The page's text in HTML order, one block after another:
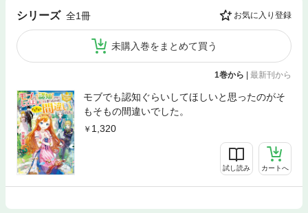
シリーズ 全1冊 お気に入り登録
未購入巻をまとめて買う
1巻から | 最新刊から
モブでも認知ぐらいしてほしいと思ったのがそ
もそもの間違いでした。
1,320
試し読み カートへ